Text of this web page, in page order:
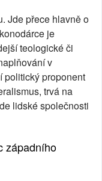
Jde přece hlavně o
je
teologické či
v
politický proponent
trvá na
lidské společnosti
západního